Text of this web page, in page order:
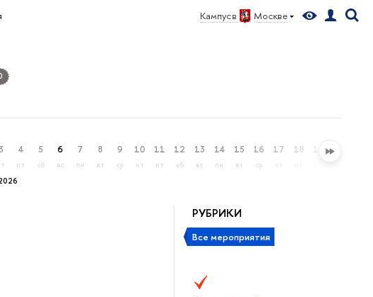
Кампус в Москве
4
пт
5
сб
6
вс
7
пн
8
вт
9
ср
10
чт
11
пт
12
сб
13
вс
14
пн
15
вт
16
ср
17 18 20
РУБРИКИ
Все мероприятия